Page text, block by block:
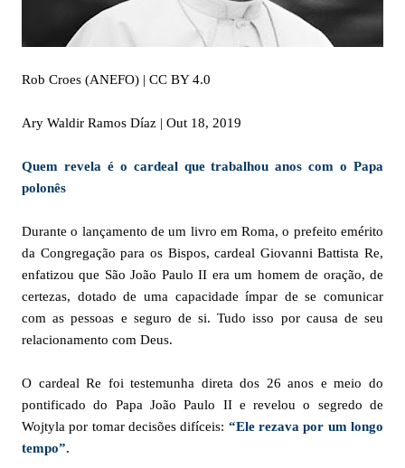
Rob Croes (ANEFO) | CC BY 4.0
Ary Waldir Ramos Díaz | Out 18, 2019
Quem revela é o cardeal que trabalhou anos com o Papa
polonês
Durante o lançamento de um livro em Roma, o prefeito emérito
da Congregação para os Bispos, cardeal Giovanni Battista Re,
enfatizou que São João Paulo II era um homem de oração, de
certezas, dotado de uma capacidade ímpar de se comunicar
com as pessoas e seguro de si. Tudo isso por causa de seu
relacionamento com Deus.
O cardeal Re foi testemunha direta dos 26 anos e meio do
pontificado do Papa João Paulo II e revelou o segredo de
Wojtyla por tomar decisões difíceis: “Ele rezava por um longo
tempo”.